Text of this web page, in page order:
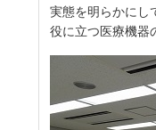
実態を明らかにし
役に立つ医療機器